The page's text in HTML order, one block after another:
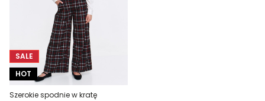
SALE
HOT
Szerokie spodnie w kratę